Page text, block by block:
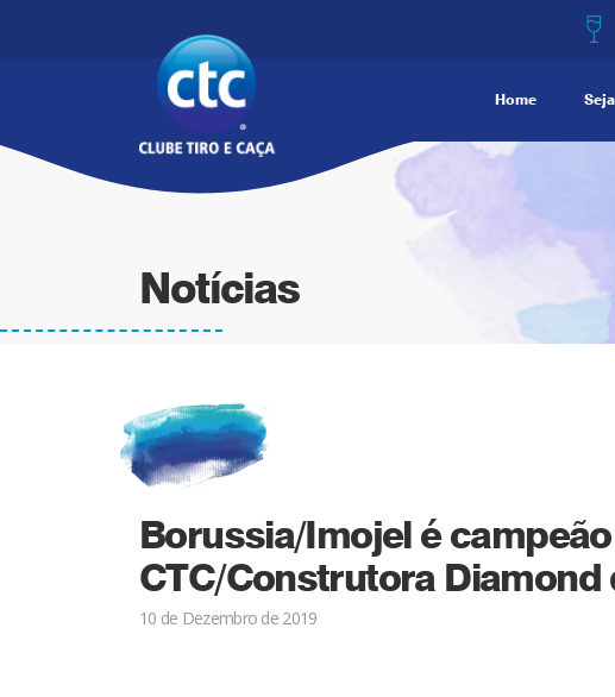
Home
Notícias
Borussia/Imojel é
CTC/Construtora
10 de Dezembro de 2019